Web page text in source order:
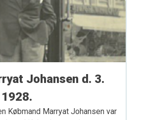
Johansen d. 3.
Købmand Marryat Johansen var